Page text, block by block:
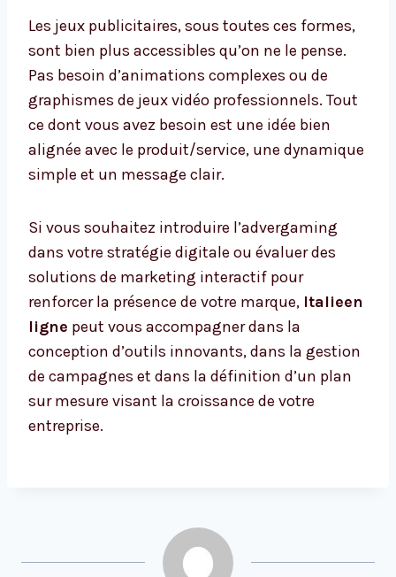
Les jeux publicitaires, sous toutes ces formes,
sont bien plus accessibles qu’on ne le pense.
Pas besoin d’animations complexes ou de
graphismes de jeux vidéo professionnels. Tout
ce dont vous avez besoin est une idée bien
alignée avec le produit/service, une dynamique
simple et un message clair.
Si vous souhaitez introduire l’advergaming
dans votre stratégie digitale ou évaluer des
solutions de marketing interactif pour
renforcer la présence de votre marque, Italieen
ligne peut vous accompagner dans la
conception d’outils innovants, dans la gestion
de campagnes et dans la définition d’un plan
sur mesure visant la croissance de votre
entreprise.